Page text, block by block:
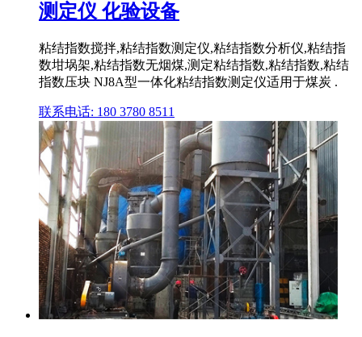
测定仪 化验设备
粘结指数搅拌,粘结指数测定仪,粘结指数分析仪,粘结指
数坩埚架,粘结指数无烟煤,测定粘结指数,粘结指数,粘结
指数压块 NJ8A型一体化粘结指数测定仪适用于煤炭 .
联系电话: 180 3780 8511